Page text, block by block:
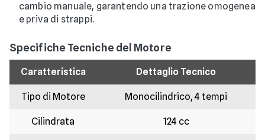
cambio manuale, garantendo una trazione omogenea
e priva di strappi.
Specifiche Tecniche del Motore
Caratteristica Dettaglio Tecnico
Tipo di Motore Monocilindrico, 4 tempi
Cilindrata 124 cc